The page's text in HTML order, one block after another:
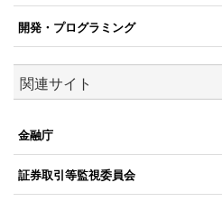
開発・プログラミング
関連サイト
金融庁
証券取引等監視委員会